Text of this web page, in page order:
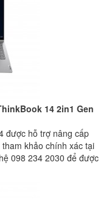
14 2in1 Gen
được hỗ trợ nâng cấp
khảo chính xác tại
098 234 2030 để được